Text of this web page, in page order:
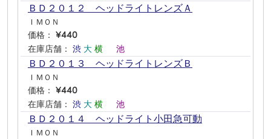
ＢＤ２０１２ ヘッドライトレンズＡ
ＩＭＯＮ
価格： ¥440
在庫店舗： 渋 大 横 池
ＢＤ２０１３ ヘッドライトレンズＢ
ＩＭＯＮ
価格： ¥440
在庫店舗： 渋 大 横 池
ＢＤ２０１４ ヘッドライト小田急可動
ＩＭＯＮ